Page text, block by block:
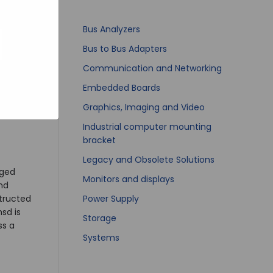
is
a
Bus Analyzers
Bus to Bus Adapters
Communication and Networking
Embedded Boards
Graphics, Imaging and Video
Industrial computer mounting
bracket
Legacy and Obsolete Solutions
Monitors and displays
Power Supply
Storage
Systems
van